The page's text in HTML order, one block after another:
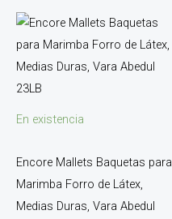
En existencia
Encore Mallets Baquetas para
Marimba Forro de Látex,
Medias Duras, Vara Abedul